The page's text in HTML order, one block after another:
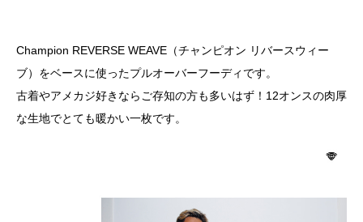
Champion REVERSE WEAVE（チャンピオン リバースウィー
ブ）をベースに使ったプルオーバーフーディです。
古着やアメカジ好きならご存知の方も多いはず！12オンスの肉厚
な生地でとても暖かい一枚です。